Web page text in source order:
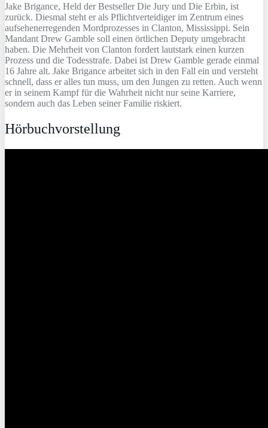
Jake Brigance, Held der Bestseller Die Jury und Die Erbin, ist
zurück. Diesmal steht er als Pflichtverteidiger im Zentrum eines
aufsehenerregenden Mordprozesses in Clanton, Mississippi. Sein
Mandant Drew Gamble soll einen örtlichen Deputy umgebracht
haben. Die Mehrheit von Clanton fordert lautstark einen kurzen
Prozess und die Todesstrafe. Dabei ist Drew Gamble gerade einmal
16 Jahre alt. Jake Brigance arbeitet sich in den Fall ein und versteht
schnell, dass er alles tun muss, um den Jungen zu retten. Auch wenn
er in seinem Kampf für die Wahrheit nicht nur seine Karriere,
sondern auch das Leben seiner Familie riskiert.
Hörbuchvorstellung